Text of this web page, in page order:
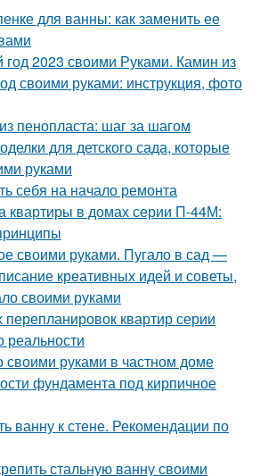
для ванны: как заменить ее
2023 своими Руками. Камин из
своими руками: инструкция, фото
пенопласта: шаг за шагом
для детского сада, которые
руками
себя на начало ремонта
квартиры в домах серии П-44М:
своими руками. Пугало в сад —
креативных идей и советы,
своими руками
перепланировок квартир серии
реальности
руками в частном доме
фундамента под кирпичное
ванну к стене. Рекомендации по
стальную ванну своими